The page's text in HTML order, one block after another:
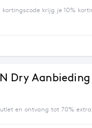
kortingscode krijg je 10%
Dry
en ontvang tot 70%